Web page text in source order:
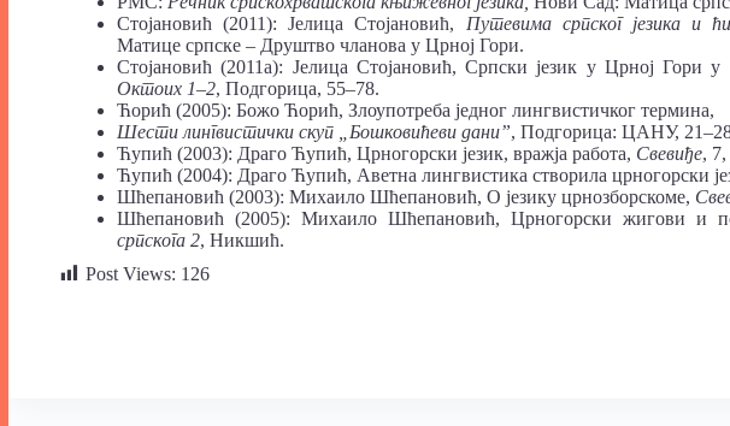
Стојановић (2011): Јелица Стојановић, Путевима српског језика и
Матице српске – Друштво чланова у Црној Гори.
Стојановић (2011а): Јелица Стојановић, Српски језик у Црној Гори
Октоих 1‒2, Подгорица, 55–78.
Ћорић (2005): Божо Ћорић, Злоупотреба једног лингвистичког термина,
Шести лингвистички скуп „Бошковићеви дани”, Подгорица: ЦАНУ,
Ћупић (2003): Драго Ћупић, Црногорски језик, вражја работа, Свевиђе,
Ћупић (2004): Драго Ћупић, Аветна лингвистика створила црногорски
Шћепановић (2003): Михаило Шћепановић, О језику црнозборскоме,
Шћепановић (2005): Михаило Шћепановић, Црногорски жигови и
српскога 2, Никшић.
Post Views: 126